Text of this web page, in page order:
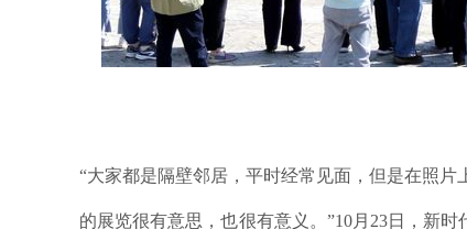
“大家都是隔壁邻居，平时经常见面，但是在照
的展览很有意思，也很有意义。”10月23日，新